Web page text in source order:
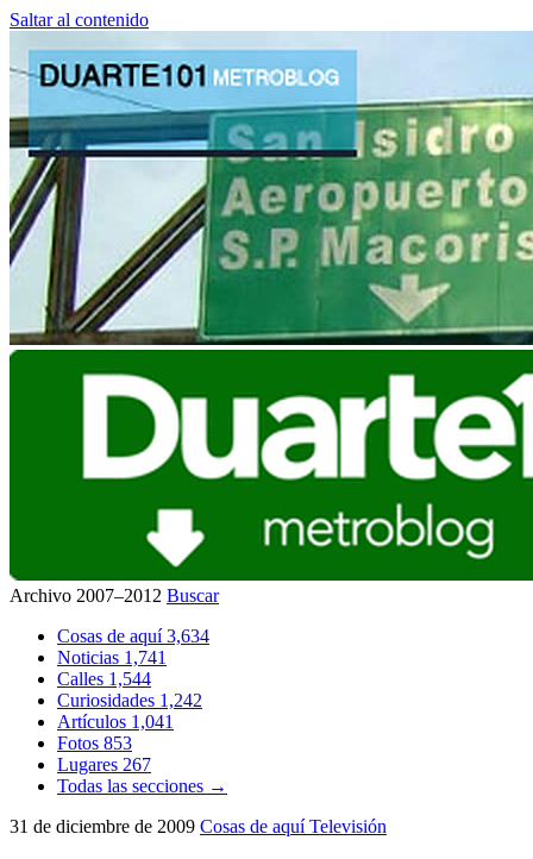
Saltar al contenido
Archivo 2007–2012 Buscar
Cosas de aquí3,634
Noticias 1,741
Calles 1,544
Curiosidades 1,242
Artículos 1,041
Fotos 853
Lugares 267
Todas las secciones →
31 de diciembre de 2009 Cosas de aquíTelevisión